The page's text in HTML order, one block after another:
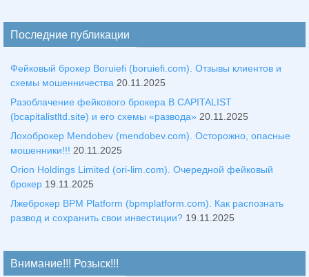
Последние публикации
Фейковый брокер Boruiefi (boruiefi.com). Отзывы клиентов и
схемы мошенничества 20.11.2025
Разоблачение фейкового брокера B CAPITALIST
(bcapitalistltd.site) и его схемы «развода» 20.11.2025
Лохоброкер Mendobev (mendobev.com). Осторожно, опасные
мошенники!!! 20.11.2025
Orion Holdings Limited (ori-lim.com). Очередной фейковый
брокер 19.11.2025
Лжеброкер BPM Platform (bpmplatform.com). Как распознать
развод и сохранить свои инвестиции? 19.11.2025
Внимание!!! Розыск!!!